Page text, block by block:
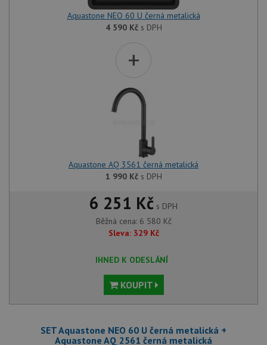
Aquastone NEO 60 U černá metalická
4 590 Kčs DPH
+
Aquastone AQ 3561 černá metalická
1 990 Kčs DPH
6 251 Kč s DPH
Běžná cena: 6 580 Kč
Sleva: 329 Kč
IHNED K ODESLÁNÍ
KOUPIT
SET Aquastone NEO 60 U černá metalická +
Aquastone AQ 2561 černá metalická